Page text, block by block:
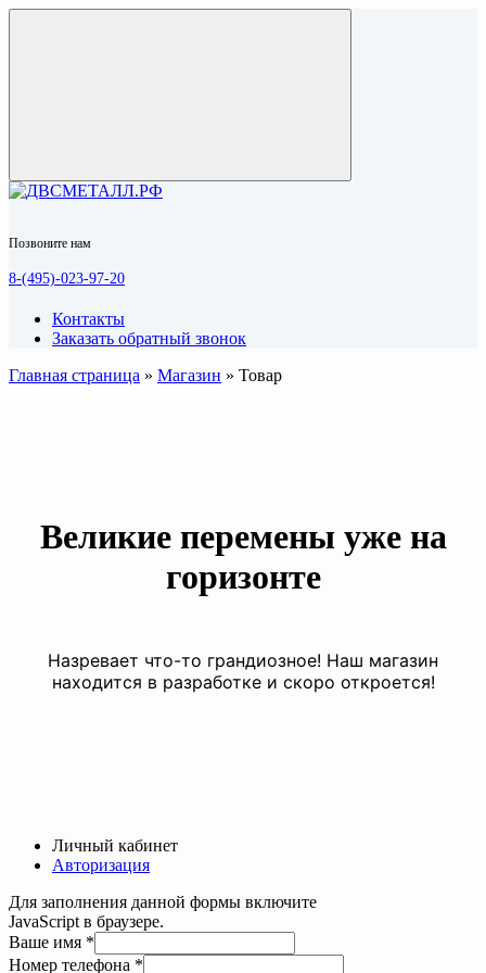
Позвоните нам
8-(495)-023-97-20
Контакты
Заказать обратный звонок
Главная страница » Магазин » Товар
Великие перемены уже на
горизонте
Назревает что-то грандиозное! Наш магазин
находится в разработке и скоро откроется!
Личный кабинет
Авторизация
Для заполнения данной формы включите
JavaScript в браузере.
Ваше имя *
Текст
Номер телефона *